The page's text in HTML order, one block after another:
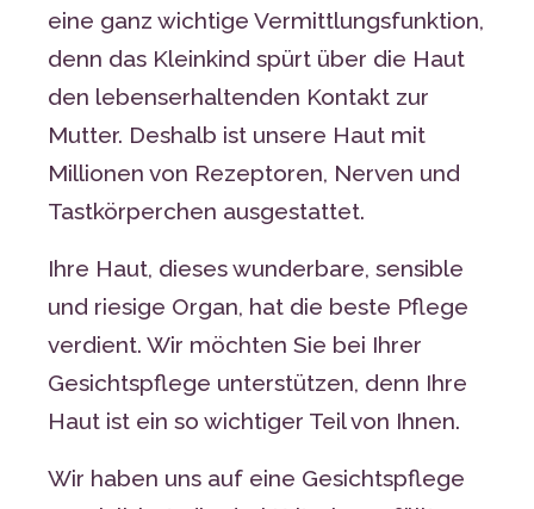
eine ganz wichtige Vermittlungsfunktion,
denn das Kleinkind spürt über die Haut
den lebenserhaltenden Kontakt zur
Mutter. Deshalb ist unsere Haut mit
Millionen von Rezeptoren, Nerven und
Tastkörperchen ausgestattet.
Ihre Haut, dieses wunderbare, sensible
und riesige Organ, hat die beste Pflege
verdient. Wir möchten Sie bei Ihrer
Gesichtspflege unterstützen, denn Ihre
Haut ist ein so wichtiger Teil von Ihnen.
Wir haben uns auf eine Gesichtspflege